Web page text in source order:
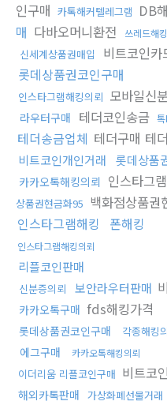
인구매 카톡해커텔레그램 DB
매 다바오머니환전 쓰레드해
신세계상품권매입 비트코인카
롯데상품권코인구매
인스타그램해킹의뢰 모바일신
라우터구매 테더코인송금
테더송금업체 테더구매 테
비트코인개인거래 롯데상품
카카오톡해킹의뢰 인스타그
상품권현금화95 백화점상품권
인스타그램해킹
폰해킹
인스타그램해킹의뢰
리플코인판매
신분증의뢰 보안라우터판매
카카오톡구매 fds해킹가격
롯데상품권코인구매 각종해킹
에그구매 카카오톡해킹의뢰
이더리움 리플코인구매 비트코
해외카톡판매 가상화폐선물거래